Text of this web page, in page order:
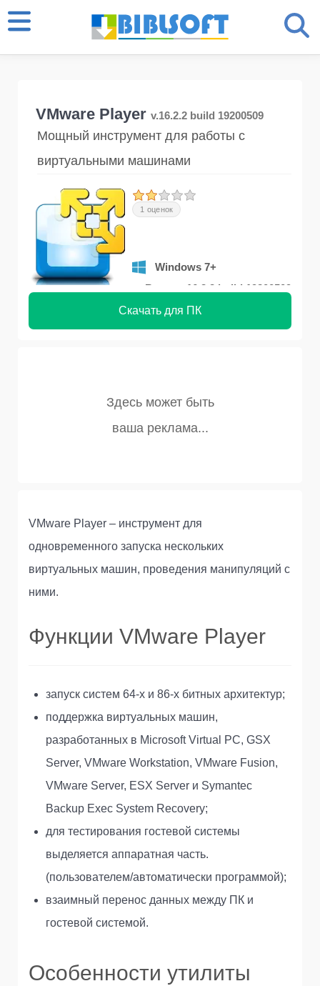
VMware Player v.16.2.2 build 19200509
Мощный инструмент для работы с
виртуальными машинами
1 оценок
Windows 7+
Версия 16.2.2 build 19200509
Скачать для ПК
VMware Player – инструмент для
одновременного запуска нескольких
виртуальных машин, проведения манипуляций с
ними.
Функции VMware Player
запуск систем 64-х и 86-х битных архитектур;
поддержка виртуальных машин,
разработанных в Microsoft Virtual PC, GSX
Server, VMware Workstation, VMware Fusion,
VMware Server, ESX Server и Symantec
Backup Exec System Recovery;
для тестирования гостевой системы
выделяется аппаратная часть.
(пользователем/автоматически программой);
взаимный перенос данных между ПК и
гостевой системой.
Особенности утилиты